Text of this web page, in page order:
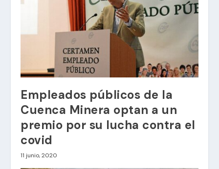
Empleados públicos de la
Cuenca Minera optan a un
premio por su lucha contra el
covid
11 junio, 2020